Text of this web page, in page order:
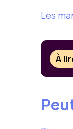
Les
À